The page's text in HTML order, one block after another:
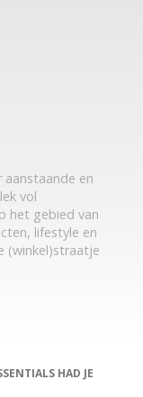
en
vol
het gebied van
lifestyle en
(winkel)straatje
HAD JE